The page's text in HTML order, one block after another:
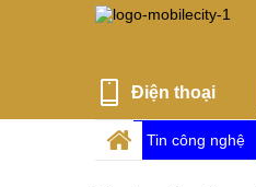
Điện thoại
Tin công nghệ